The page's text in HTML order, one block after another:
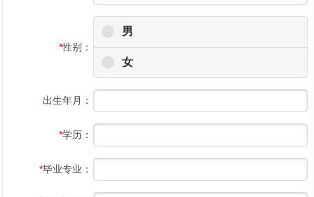
*性别：
男
女
出生年月：
*学历：
*毕业专业：